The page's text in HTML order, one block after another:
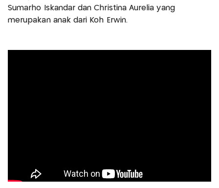
Sumarho Iskandar dan Christina Aurelia yang
merupakan anak dari Koh Erwin.